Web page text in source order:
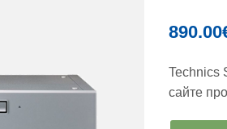
890.00
Technics
сайте